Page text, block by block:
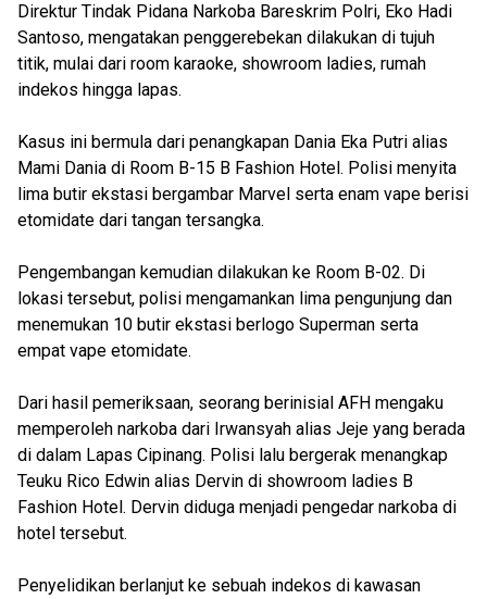
Direktur Tindak Pidana Narkoba Bareskrim Polri, Eko Hadi
Santoso, mengatakan penggerebekan dilakukan di tujuh
titik, mulai dari room karaoke, showroom ladies, rumah
indekos hingga lapas.
Kasus ini bermula dari penangkapan Dania Eka Putri alias
Mami Dania di Room B-15 B Fashion Hotel. Polisi menyita
lima butir ekstasi bergambar Marvel serta enam vape berisi
etomidate dari tangan tersangka.
Pengembangan kemudian dilakukan ke Room B-02. Di
lokasi tersebut, polisi mengamankan lima pengunjung dan
menemukan 10 butir ekstasi berlogo Superman serta
empat vape etomidate.
Dari hasil pemeriksaan, seorang berinisial AFH mengaku
memperoleh narkoba dari Irwansyah alias Jeje yang berada
di dalam Lapas Cipinang. Polisi lalu bergerak menangkap
Teuku Rico Edwin alias Dervin di showroom ladies B
Fashion Hotel. Dervin diduga menjadi pengedar narkoba di
hotel tersebut.
Penyelidikan berlanjut ke sebuah indekos di kawasan